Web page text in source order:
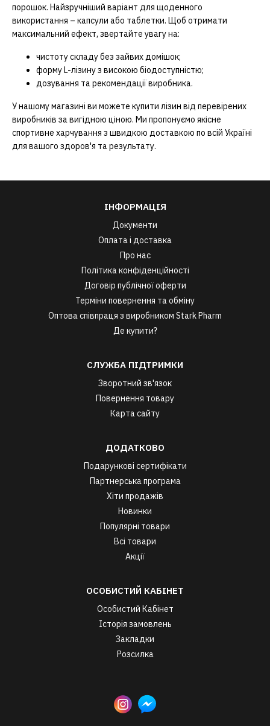
порошок. Найзручніший варіант для щоденного
використання – капсули або таблетки. Щоб отримати
максимальний ефект, звертайте увагу на:
чистоту складу без зайвих домішок;
форму L-лізину з високою біодоступністю;
дозування та рекомендації виробника.
У нашому магазині ви можете купити лізин від перевірених
виробників за вигідною ціною. Ми пропонуємо якісне
спортивне харчування з швидкою доставкою по всій Україні
для вашого здоров'я та результату.
ІНФОРМАЦІЯ
Документи
Оплата і доставка
Про нас
Політика конфіденційності
Договір публічної оферти
Терміни повернення та обміну
Оптова співпраця з виробником Stark Pharm
Де купити?
СЛУЖБА ПІДТРИМКИ
Зворотний зв'язок
Повернення товару
Карта сайту
ДОДАТКОВО
Подарункові сертифікати
Партнерська програма
Хіти продажів
Новинки
Популярні товари
Всі товари
Акції
ОСОБИСТИЙ КАБІНЕТ
Особистий Кабінет
Історія замовлень
Закладки
Розсилка